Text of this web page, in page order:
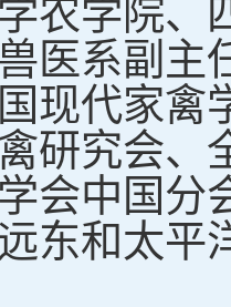
农学院、
医系副主
现代家禽
研究会
会中国分
东和太平